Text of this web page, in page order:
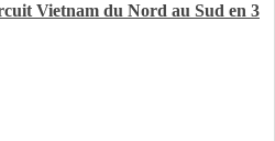
Vietnam du Nord au Sud en 3